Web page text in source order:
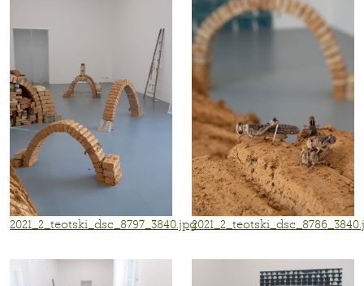
2021_2_teotski_dsc_8797_3840.jpg